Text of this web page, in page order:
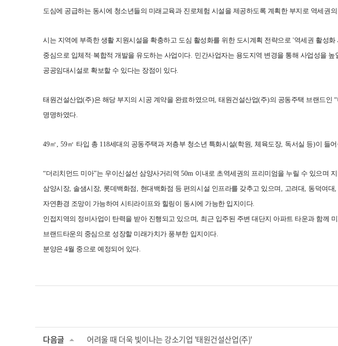
도심에 공급하는 동시에 청소년들의 미래교육과 진로체험 시설을 제공하도록 계획한 부지로 역세권
시는 지역에 부족한 생활 지원시설을 확충하고 도심 활성화를 위한 도시계획 전략으로 '역세권 활성화
중심으로 입체적· 복합적 개발을 유도하는 사업이다. 민간사업자는 용도지역 변경을 통해 사업성을 높
공공임대시설로 확보할 수 있다는 장점이 있다.
태원건설산업(주)은 해당 부지의 시공 계약을 완료하였으며 ,태원건설산업(주)의 공동주택 브랜드인“
명명하였다.
49㎡ , 59㎡ 타입 총 118세대의 공동주택과 저층부 청소년 특화시설(학원,체육도장, 독서실 등)이 들
“더리치먼드 미아”는 우이신설선 삼양사거리역 50m 이내로 초역세권의 프리미엄을 누릴 수 있으며
삼양시장, 솔샘시장, 롯데백화점 , 현대백화점 등 편의시설 인프라를 갖추고 있으며 , 고려대 , 동덕여대 ,
자연환경 조망이 가능하여 시티라이프와 힐링이 동시에 가능한 입지이다.
인접지역의 정비사업이 탄력을 받아 진행되고 있으며 , 최근 입주된 주변 대단지 아파트 타운과 함께
브랜드타운의 중심으로 성장할 미래가치가 풍부한 입지이다.
분양은4월 중으로 예정되어 있다.
다음글 어려울 때 더욱 빛이나는 강소기업 '태원건설산업(주)'